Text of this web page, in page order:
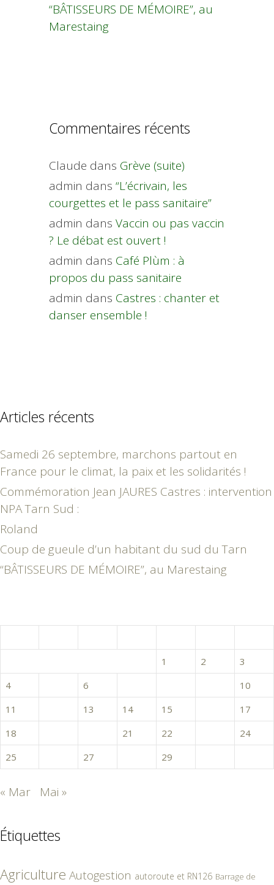
“BÂTISSEURS DE MÉMOIRE”, au
Marestaing
Commentaires récents
Claude dans Grève (suite)
admin dans “L’écrivain, les
courgettes et le pass sanitaire”
admin dans Vaccin ou pas vaccin
? Le débat est ouvert !
admin dans Café Plùm : à
propos du pass sanitaire
admin dans Castres : chanter et
danser ensemble !
Articles récents
Samedi 26 septembre, marchons partout en
France pour le climat, la paix et les solidarités !
Commémoration Jean JAURES Castres : intervention
NPA Tarn Sud :
Roland
Coup de gueule d’un habitant du sud du Tarn
“BÂTISSEURS DE MÉMOIRE”, au Marestaing
1
2
3
4
6
10
11
13 14 15
17
18
21 22
24
25
27 29
« Mar Mai »
Étiquettes
Agriculture Autogestion autoroute et RN126 Barrage de